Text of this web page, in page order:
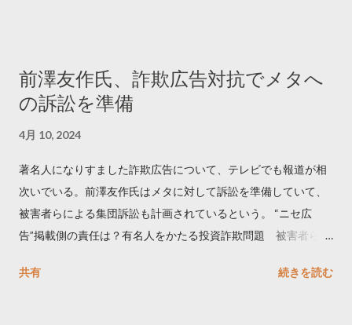
トするのか？ https://marketing.twitter.com/ja/insights/kakusan
前澤友作氏、詐欺広告対抗でメタへ
の訴訟を準備
4月 10, 2024
著名人になりすました詐欺広告について、テレビでも報道が相
次いでいる。前澤友作氏はメタに対して訴訟を準備していて、
被害者らによる集団訴訟も計画されているという。 “ニセ広
告”掲載側の責任は？有名人をかたる投資詐欺問題 被害者らが
https://newsdig.tbs.co.jp/articles/-/1091835 なぜなくならな
共有 続きを読む